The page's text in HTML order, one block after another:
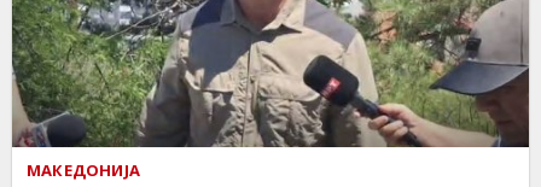
МАКЕДОНИЈА